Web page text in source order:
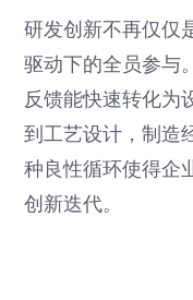
研发创新不再仅仅
驱动下的全员参与
反馈能快速转化为
到工艺设计，制造
种良性循环使得企
创新迭代。